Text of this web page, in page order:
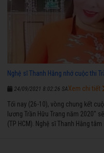
Nghệ sĩ Thanh Hằng nhớ cuộc thi
24/09/2021 8:02:26 SA
Tối nay (26-10), vòng chung kết
lương Trần Hữu Trang năm 2020"
(TP HCM). Nghệ sĩ Thanh Hằng
Xem chi tiết